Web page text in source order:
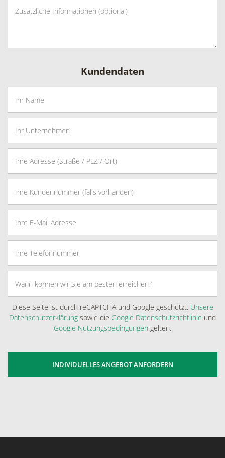
Kundendaten
Diese Seite ist durch reCAPTCHA und Google geschützt. Unsere
Datenschutzerklärung sowie die Google Datenschutzrichtlinie und
Google Nutzungsbedingungen gelten.